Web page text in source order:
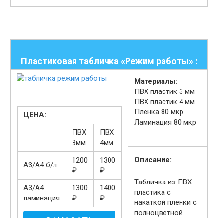
Пластиковая табличка «Режим работы» :
ЦЕНА:
ПВХ
3мм
ПВХ
4мм
А3/А4 б/л
1200
₽
1300
₽
А3/А4
ламинация
1300
₽
1400
₽
Материалы:
ПВХ пластик 3 мм
ПВХ пластик 4мм
Пленка 80 мкр
Ламинация 80 мкр
Описание:
Табличка из ПВХ
пластика с
накаткой пленки с
полноцветной